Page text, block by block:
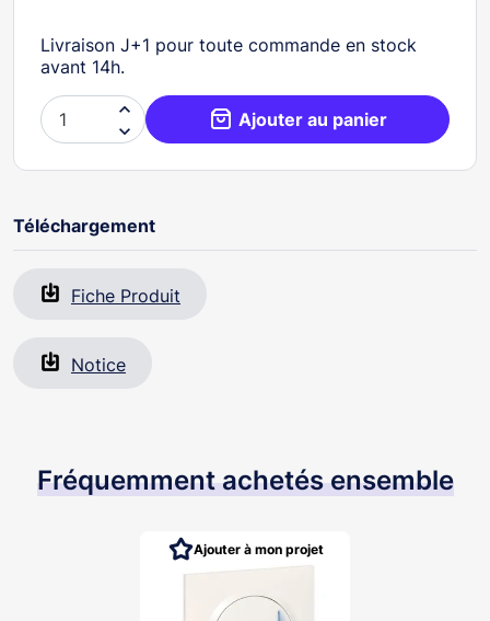
Livraison J+1 pour toute commande en stock
avant 14h.

 Ajouter au panier
Téléchargement
Fiche Produit
Notice
Fréquemment achetés ensemble
Ajouter à mon projet